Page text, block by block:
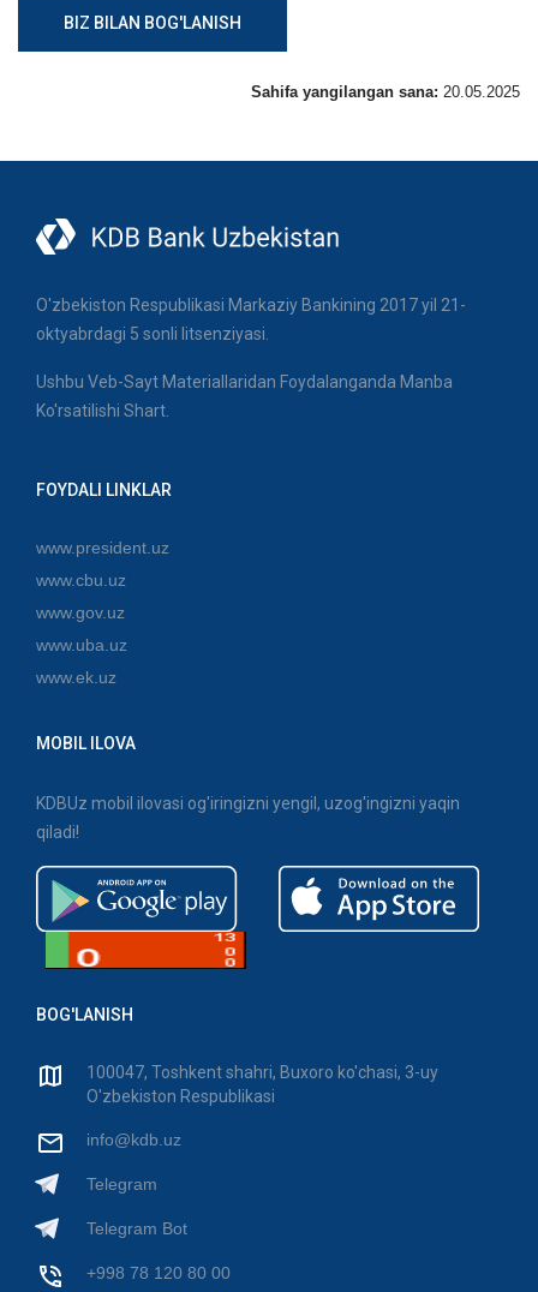
BIZ BILAN BOG'LANISH
Sahifa yangilangan sana: 20.05.2025
O'zbekiston Respublikasi Markaziy Bankining 2017 yil 21-
oktyabrdagi 5 sonli litsenziyasi.
Ushbu Veb-Sayt Materiallaridan Foydalanganda Manba
Ko'rsatilishi Shart.
FOYDALI LINKLAR
www.president.uz
www.cbu.uz
www.gov.uz
www.uba.uz
www.ek.uz
MOBIL ILOVA
KDBUz mobil ilovasi og'iringizni yengil, uzog'ingizni yaqin
qiladi!
BOG'LANISH
100047, Toshkent shahri, Buxoro ko'chasi, 3-uy
O'zbekiston Respublikasi
info@kdb.uz
Telegram
Telegram Bot
+998 78 120 80 00